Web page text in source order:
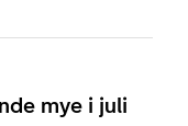
mye i juli